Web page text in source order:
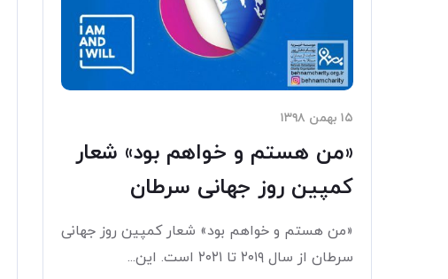
۱۵ بهمن ۱۳۹۸
«من هستم و خواهم بود» شعار
کمپین روز جهانی سرطان
«من هستم و خواهم بود» شعار کمپین روز جهانی
سرطان از سال ۲۰۱۹ تا ۲۰۲۱ است. این...